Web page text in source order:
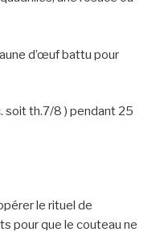
d’œuf battu pour
soit th.7/8 ) pendant 25
le rituel de
pour que le couteau ne